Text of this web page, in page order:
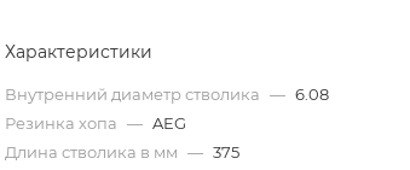
Характеристики
Внутренний диаметр стволика — 6.08
Резинка хопа — AEG
Длина стволика в мм — 375